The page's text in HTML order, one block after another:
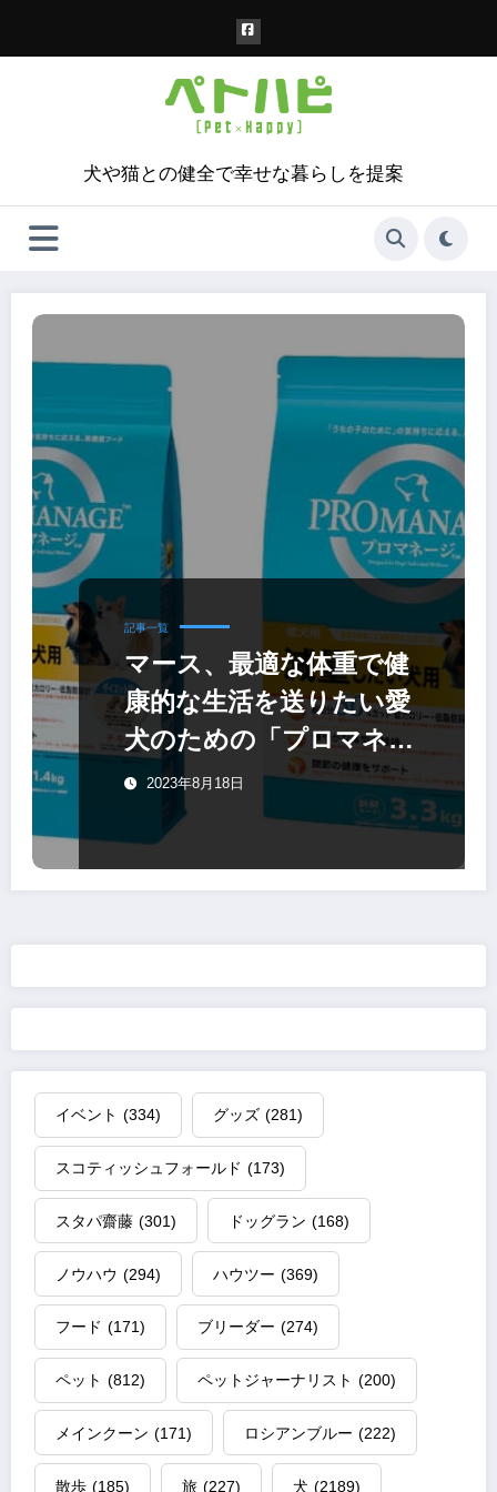
犬や猫との健全で幸せな暮らしを提案
記事一覧
マース、最適な体重で健
康的な生活を送りたい愛
犬のための「プロマネー
ジ 減量したい犬用」
2023年8月18日
イベント (334) グッズ (281)
スコティッシュフォールド (173)
スタパ齋藤 (301) ドッグラン (168)
ノウハウ (294) ハウツー (369)
フード (171) ブリーダー (274)
ペット (812) ペットジャーナリスト (200)
メインクーン (171) ロシアンブルー (222)
散歩 (185) 旅 (227) 犬 (2189)